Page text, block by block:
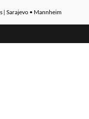
| Sarajevo • Mannheim